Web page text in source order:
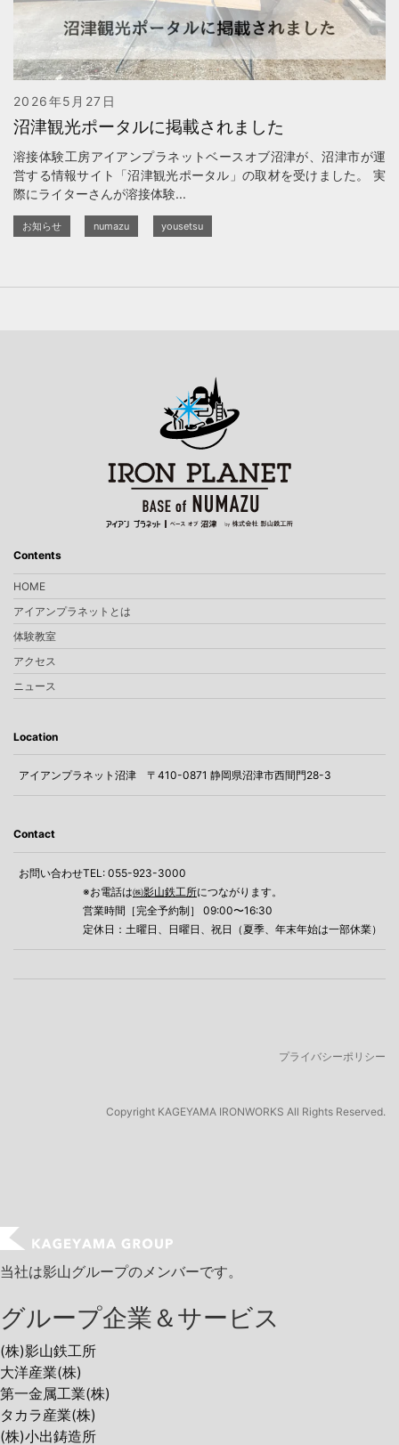
2026年5月27日
沼津観光ポータルに掲載されました
溶接体験工房アイアンプラネットベースオブ沼津が、沼津市が運
営する情報サイト「沼津観光ポータル」の取材を受けました。 実
際にライターさんが溶接体験...
お知らせ numazu yousetsu
Contents
HOME
アイアンプラネットとは
体験教室
アクセス
ニュース
Location
アイアンプラネット沼津 〒410-0871 静岡県沼津市西間門28-3
Contact
お問い合わせTEL: 055-923-3000
※お電話は㈱影山鉄工所につながります。
営業時間［完全予約制］ 09:00〜16:30
定休日：土曜日、日曜日、祝日（夏季、年末年始は一部休業）
プライバシーポリシー
Copyright KAGEYAMA IRONWORKS All Rights Reserved.
当社は影山グループのメンバーです。
グループ企業＆サービス
(株)影山鉄工所
大洋産業(株)
第一金属工業(株)
タカラ産業(株)
(株)小出鋳造所